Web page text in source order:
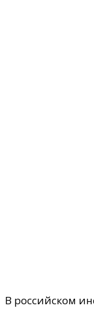
​В российском